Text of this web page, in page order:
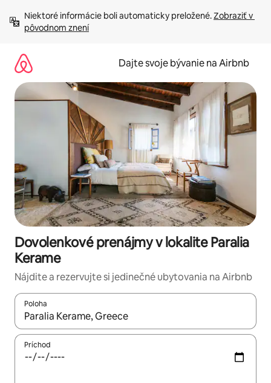
obsah.
Niektoré informácie boli automaticky preložené. Zobraziť v
pôvodnom znení
Dajte svoje bývanie na Airbnb
Dovolenkové prenájmy v lokalite Paralia
Kerame
Nájdite a rezervujte si jedinečné ubytovania na Airbnb
Poloha
Keď budú výsledky k dispozícii, môžete si ich prechádzať
Príchod